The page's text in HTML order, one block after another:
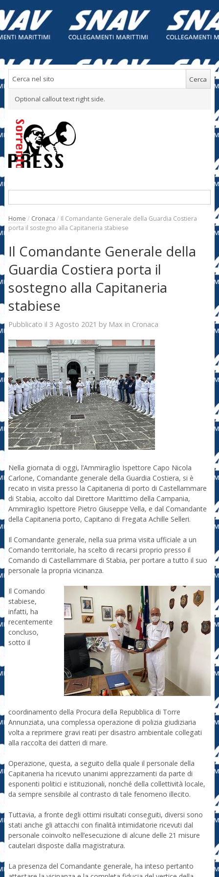
Optional callout text right side.
Home / Cronaca / Il Comandante Generale della Guardia Costiera
porta il sostegno alla Capitaneria stabiese
Il Comandante Generale della
Guardia Costiera porta il
sostegno alla Capitaneria
stabiese
Pubblicato il 3 Agosto 2021 by Max in Cronaca
Nella giornata di oggi, l’Ammiraglio Ispettore Capo Nicola
Carlone, Comandante generale della Guardia Costiera, si è
recato in visita presso la Capitaneria di porto di Castellammare
di Stabia, accolto dal Direttore Marittimo della Campania,
Ammiraglio Ispettore Pietro Giuseppe Vella, e dal Comandante
della Capitaneria porto, Capitano di Fregata Achille Selleri.
Il Comandante generale, nella sua prima visita ufficiale a un
Comando territoriale, ha scelto di recarsi proprio presso il
Comando di Castellammare di Stabia, per portare a tutto il suo
personale la propria vicinanza.
Il Comando
stabiese,
infatti, ha
recentemente
concluso,
sotto il
coordinamento della Procura della Repubblica di Torre
Annunziata, una complessa operazione di polizia giudiziaria
volta a reprimere gravi reati per disastro ambientale collegati
alla raccolta dei datteri di mare.
Operazione, questa, a seguito della quale il personale della
Capitaneria ha ricevuto unanimi apprezzamenti da parte di
esponenti politici e istituzionali, nonché della collettività locale,
da sempre sensibile al contrasto di tale fenomeno illecito.
Tuttavia, a fronte degli ottimi risultati conseguiti, diversi sono
stati anche gli attacchi con finalità intimidatorie ricevuti dal
personale coinvolto nell’esecuzione di alcune delle 21 misure
cautelari disposte dalla magistratura.
La presenza del Comandante generale, ha inteso pertanto